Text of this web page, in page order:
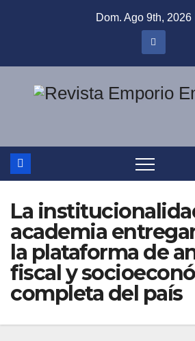
Dom. Ago 9th, 2026
La
academia
la plataforma de
fiscal y
completa del país